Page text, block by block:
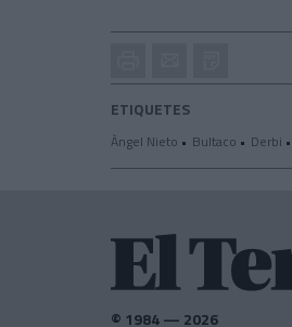
amic
ETIQUETES
Àngel Nieto Bultaco Derbi
© 1984 — 2026